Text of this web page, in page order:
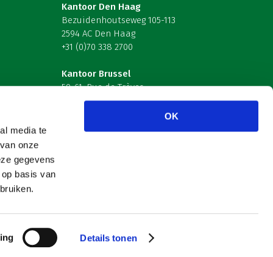
media te
onze
gegevens
basis van
Details tonen
OK
Kantoor Den Haag
Bezuidenhoutseweg 105-113
2594 AC Den Haag
+31 (0)70 338 2700
Kantoor Brussel
59-61, Rue de Trèves
B-1040 Brussel – België
Volg ons